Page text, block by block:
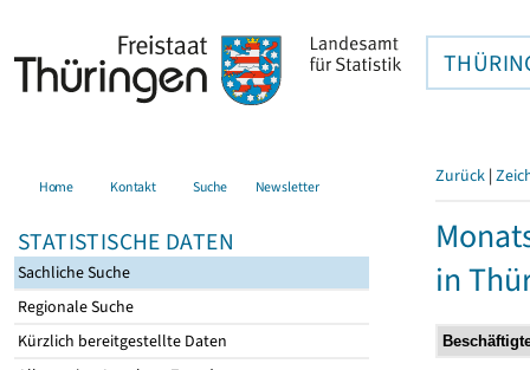
Home Kontakt Suche Newsletter
STATISTISCHE DATEN
Sachliche Suche
Regionale Suche
Kürzlich bereitgestellte Daten
Zurück |
in